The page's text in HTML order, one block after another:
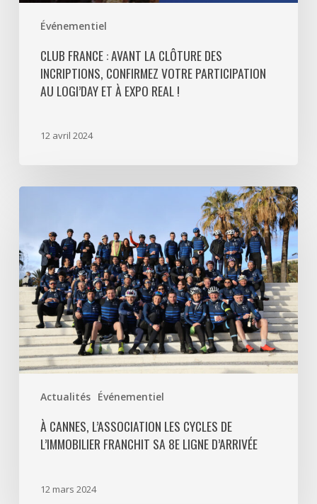
Événementiel
participation
Expo
CLUB FRANCE : AVANT LA CLÔTURE DES
INCRIPTIONS, CONFIRMEZ VOTRE PARTICIPATION
AU LOGI’DAY ET À EXPO REAL !
12 avril 2024
Actualités Événementiel
l’association
Les
Cycles
de
l’Immobilier
franchit
sa
8e
d’arrivée
À CANNES, L’ASSOCIATION LES CYCLES DE
L’IMMOBILIER FRANCHIT SA 8E LIGNE D’ARRIVÉE
12 mars 2024